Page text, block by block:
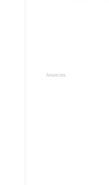
Anuncios.